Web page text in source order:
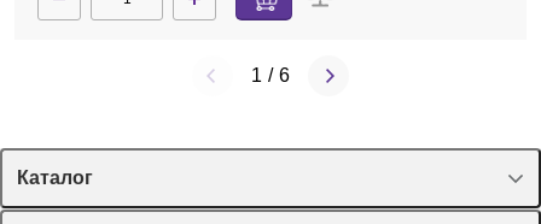
1 / 6
Каталог